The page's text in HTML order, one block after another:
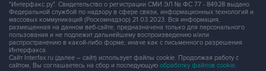
"Интерфакс.ру". Свидетельство о регистрации СМИ ЭЛ № ФС 77 - 84928 выдано
Федеральной службой по надзору в сфере связи, информационных технологий и
массовых коммуникаций (Роскомнадзор) 21.03.2023. Вся информация,
размещенная на данном веб-сайте, предназначена только для персонального
пользования и не подлежит дальнейшему воспроизведению и/или
распространению в какой-либо форме, иначе как с письменного разрешения
Интерфакса.
Сайт Interfax.ru (далее – сайт) использует файлы cookie. Продолжая работу с
сайтом, Вы соглашаетесь на сбор и последующую обработку файлов cookie.